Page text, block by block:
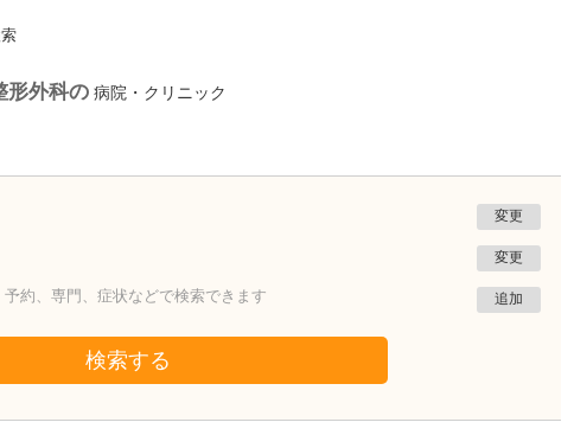
形外科の 病院・クリニック
変更
変更
約、専門、症状などで検索できます 追加
検索する
熊本県熊本市南区